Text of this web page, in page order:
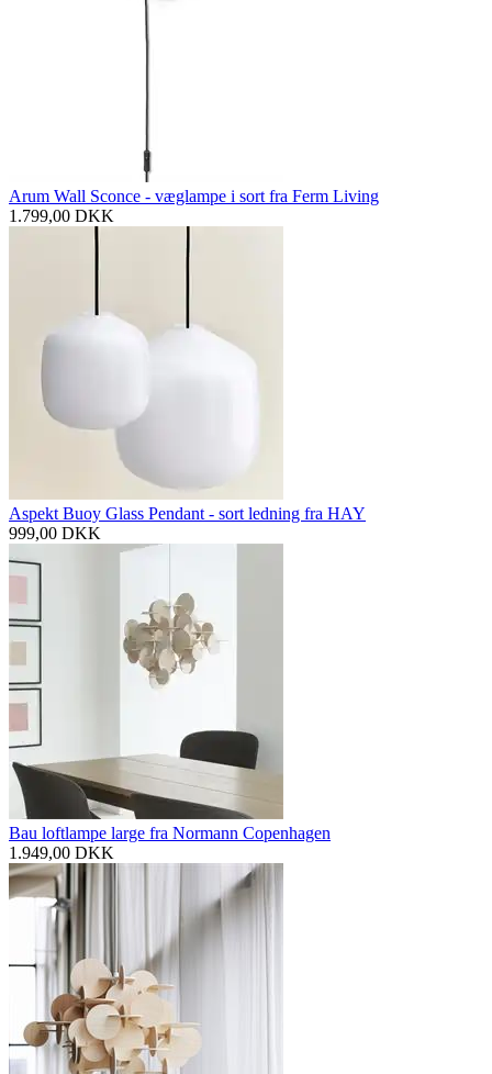
Arum Wall Sconce - væglampe i sort fra Ferm Living
1.799,00 DKK
Aspekt Buoy Glass Pendant - sort ledning fra HAY
999,00 DKK
Bau loftlampe large fra Normann Copenhagen
1.949,00 DKK